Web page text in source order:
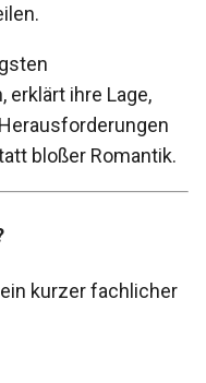
erklärt ihre Lage,
bloßer Romantik.
kurzer fachlicher